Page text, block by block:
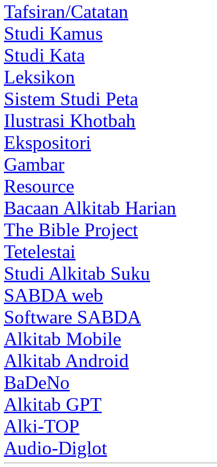
Tafsiran/Catatan
Studi Kamus
Studi Kata
Leksikon
Sistem Studi Peta
Ilustrasi Khotbah
Ekspositori
Gambar
Resource
Bacaan Alkitab Harian
The Bible Project
Tetelestai
Studi Alkitab Suku
SABDA web
Software SABDA
Alkitab Mobile
Alkitab Android
BaDeNo
Alkitab GPT
Alki-TOP
Audio-Diglot